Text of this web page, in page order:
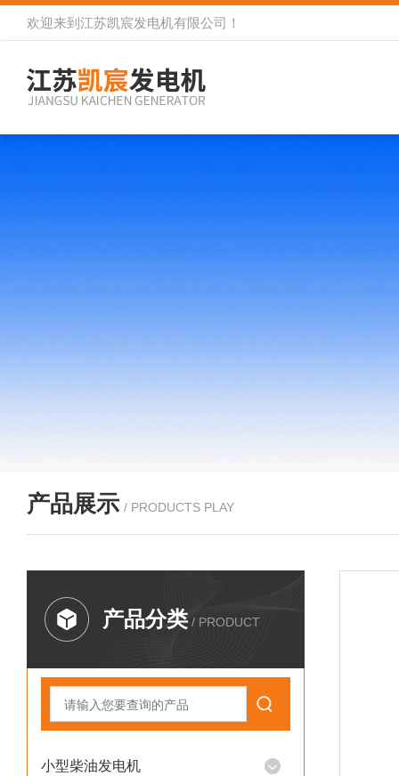
欢迎来到 江苏凯宸发电机有限公司 ！
产品展示 / PRODUCTS PLAY
产品分类 / PRODUCT
小型柴油发电机